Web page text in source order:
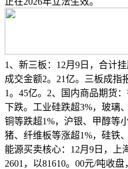
1、新三板：12月9日，合计
成交金额2。21亿。三板成指
1。45亿。2、国内商品期货
下跌。工业硅跌超3%，玻璃
铜等跌超1%，沪银、甲醇等
猪、纤维板等涨超1%，硅铁
能源买卖核心：12月9日，上
2601，以81610。00元/吨收盘